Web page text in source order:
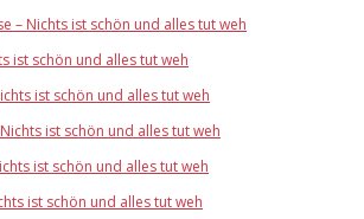
– Nichts ist schön und alles tut weh
ist schön und alles tut weh
ist schön und alles tut weh
ist schön und alles tut weh
ist schön und alles tut weh
ist schön und alles tut weh